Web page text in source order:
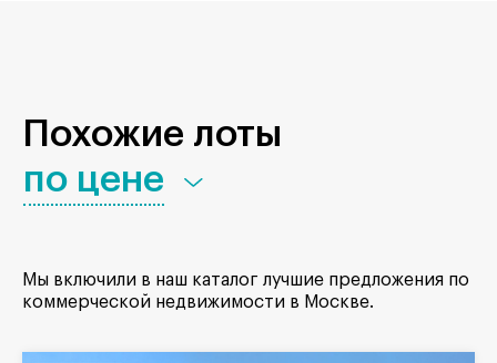
Похожие лоты
по цене
Мы включили в наш каталог лучшие предложения по
коммерческой недвижимости в Москве.